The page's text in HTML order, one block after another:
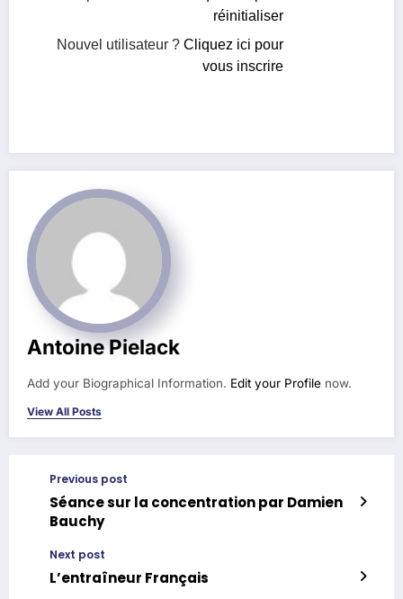
réinitialiser
Nouvel utilisateur ?Cliquez ici pour
vous inscrire
Antoine Pielack
Add your Biographical Information. Edit your Profile now.
View All Posts
Previous post
Séance sur la concentration par Damien
Bauchy
Next post
L’entraîneur Français